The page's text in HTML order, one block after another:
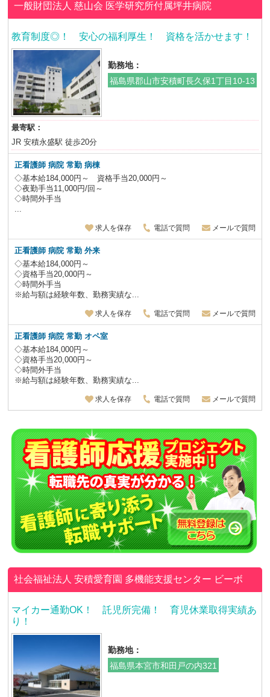
一般財団法人 慈山会 医学研究所付属坪井病院
教育制度◎！ 安心の福利厚生！ 資格を活かせます！
勤務地：
福島県郡山市安積町長久保1丁目10-13
最寄駅：
JR 安積永盛駅 徒歩20分
正看護師 病院 常勤 病棟
◇基本給184,000円～ 資格手当20,000円～
◇夜勤手当11,000円/回～
◇時間外手当
...
求人を保存 電話で質問 メールで質問
正看護師 病院 常勤 外来
◇基本給184,000円～
◇資格手当20,000円～
◇時間外手当
※給与額は経験年数、勤務実績な...
求人を保存 電話で質問 メールで質問
正看護師 病院 常勤 オペ室
◇基本給184,000円～
◇資格手当20,000円～
◇時間外手当
※給与額は経験年数、勤務実績な...
求人を保存 電話で質問 メールで質問
社会福祉法人 安積愛育園 多機能支援センター ビーボ
マイカー通勤OK！ 託児所完備！ 育児休業取得実績あ
り！
勤務地：
福島県本宮市和田戸の内321